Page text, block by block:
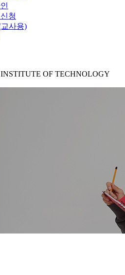
청
사용)
OF TECHNOLOGY